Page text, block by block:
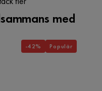
med
-42% Populär